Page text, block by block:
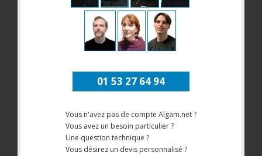
01 53 27 64 94
Vous n'avez pas de compte Algam.net ?
Vous avez un besoin particulier ?
Une question technique ?
Vous désirez un devis personnalisé ?